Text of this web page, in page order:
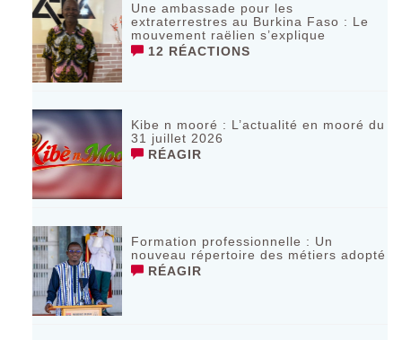
Une ambassade pour les
extraterrestres au Burkina Faso : Le
mouvement raëlien s’explique
12 RÉACTIONS
Kibe n mooré : L’actualité en mooré du
31 juillet 2026
RÉAGIR
Formation professionnelle : Un
nouveau répertoire des métiers adopté
RÉAGIR